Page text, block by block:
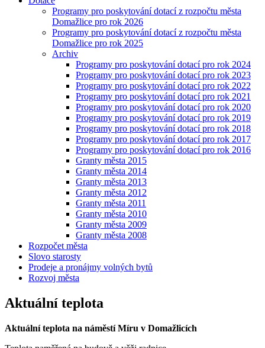
Programy pro poskytování dotací z rozpočtu města
Domažlice pro rok 2026
Programy pro poskytování dotací z rozpočtu města
Domažlice pro rok 2025
Archiv
Programy pro poskytování dotací pro rok 2024
Programy pro poskytování dotací pro rok 2023
Programy pro poskytování dotací pro rok 2022
Programy pro poskytování dotací pro rok 2021
Programy pro poskytování dotací pro rok 2020
Programy pro poskytování dotací pro rok 2019
Programy pro poskytování dotací pro rok 2018
Programy pro poskytování dotací pro rok 2017
Programy pro poskytování dotací pro rok 2016
Granty města 2015
Granty města 2014
Granty města 2013
Granty města 2012
Granty města 2011
Granty města 2010
Granty města 2009
Granty města 2008
Rozpočet města
Slovo starosty
Prodeje a pronájmy volných bytů
Rozvoj města
Aktuální teplota
Aktuální teplota na náměstí Míru v Domažlicích